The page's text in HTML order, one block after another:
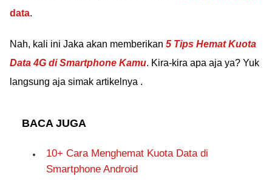
data.
Nah, kali ini Jaka akan memberikan 5 Tips Hemat Kuota
Data 4G di Smartphone Kamu. Kira-kira apa aja ya? Yuk
langsung aja simak artikelnya .
BACA JUGA
10+ Cara Menghemat Kuota Data di
Smartphone Android